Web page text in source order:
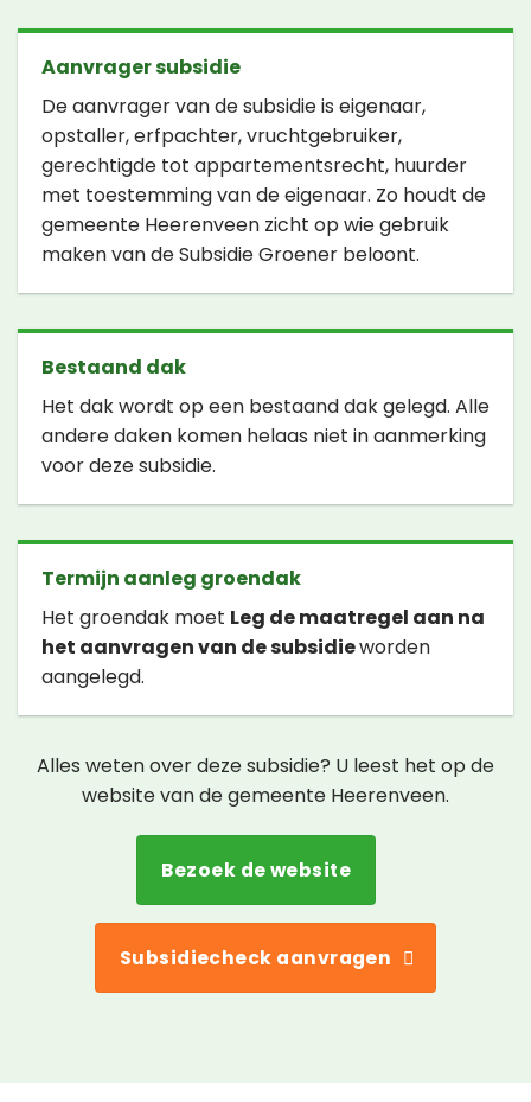
Aanvrager subsidie
De aanvrager van de subsidie is eigenaar,
opstaller, erfpachter, vruchtgebruiker,
gerechtigde tot appartementsrecht, huurder
met toestemming van de eigenaar. Zo houdt de
gemeente Heerenveen zicht op wie gebruik
maken van de Subsidie Groener beloont.
Bestaand dak
Het dak wordt op een bestaand dak gelegd. Alle
andere daken komen helaas niet in aanmerking
voor deze subsidie.
Termijn aanleg groendak
Het groendak moet Leg de maatregel aan na
het aanvragen van de subsidieworden
aangelegd.
Alles weten over deze subsidie? U leest het op de
website van de gemeente Heerenveen.
Bezoek de website
Subsidiecheck aanvragen